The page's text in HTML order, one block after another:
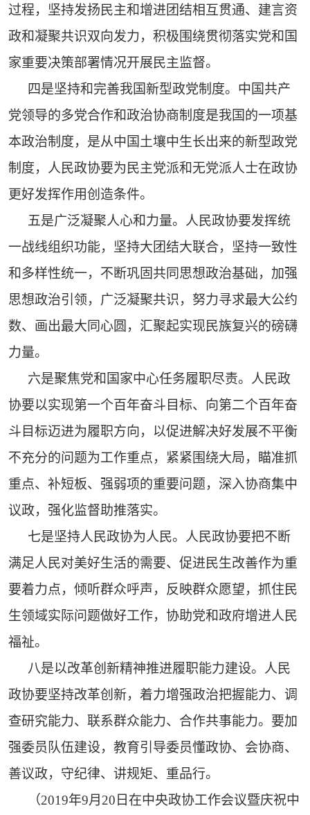
过程，坚持发扬民主和增进团结相互贯通、建言资
政和凝聚共识双向发力，积极围绕贯彻落实党和国
家重要决策部署情况开展民主监督。
四是坚持和完善我国新型政党制度。中国共产
党领导的多党合作和政治协商制度是我国的一项基
本政治制度，是从中国土壤中生长出来的新型政党
制度，人民政协要为民主党派和无党派人士在政协
更好发挥作用创造条件。
五是广泛凝聚人心和力量。人民政协要发挥统
一战线组织功能，坚持大团结大联合，坚持一致性
和多样性统一，不断巩固共同思想政治基础，加强
思想政治引领，广泛凝聚共识，努力寻求最大公约
数、画出最大同心圆，汇聚起实现民族复兴的磅礴
力量。
六是聚焦党和国家中心任务履职尽责。人民政
协要以实现第一个百年奋斗目标、向第二个百年奋
斗目标迈进为履职方向，以促进解决好发展不平衡
不充分的问题为工作重点，紧紧围绕大局，瞄准抓
重点、补短板、强弱项的重要问题，深入协商集中
议政，强化监督助推落实。
七是坚持人民政协为人民。人民政协要把不断
满足人民对美好生活的需要、促进民生改善作为重
要着力点，倾听群众呼声，反映群众愿望，抓住民
生领域实际问题做好工作，协助党和政府增进人民
福祉。
八是以改革创新精神推进履职能力建设。人民
政协要坚持改革创新，着力增强政治把握能力、调
查研究能力、联系群众能力、合作共事能力。要加
强委员队伍建设，教育引导委员懂政协、会协商、
善议政，守纪律、讲规矩、重品行。
（2019年9月20日在中央政协工作会议暨庆祝中